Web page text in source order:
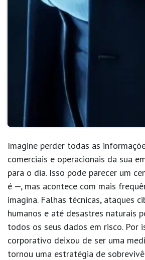
Imagine perder todas as
comerciais e operacionais da sua
para o dia. Isso pode parecer um
é —, mas acontece com mais
imagina. Falhas técnicas, ataques
humanos e até desastres naturais
todos os seus dados em risco. Por
corporativo deixou de ser uma
tornou uma estratégia de